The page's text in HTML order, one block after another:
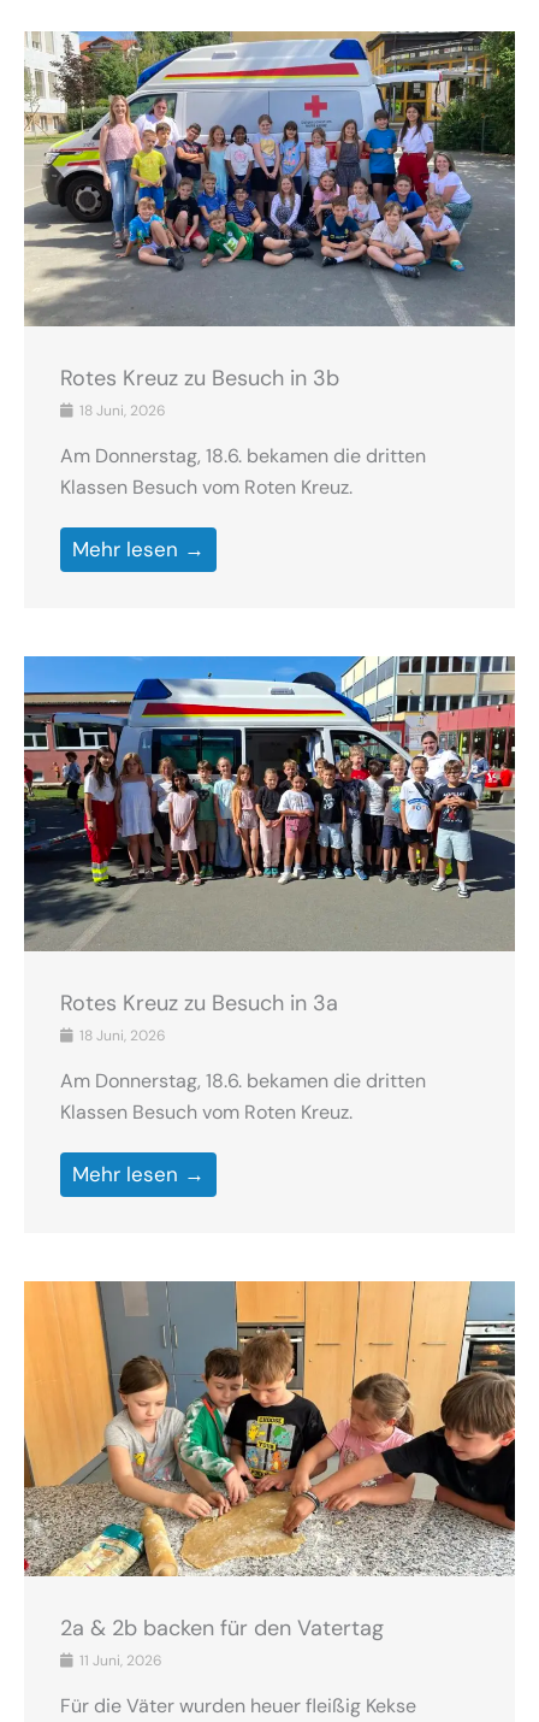
Rotes Kreuz zu Besuch in 3b
18 Juni, 2026
Am Donnerstag, 18.6. bekamen die dritten
Klassen Besuch vom Roten Kreuz.
Mehr lesen →
Rotes Kreuz zu Besuch in 3a
18 Juni, 2026
Am Donnerstag, 18.6. bekamen die dritten
Klassen Besuch vom Roten Kreuz.
Mehr lesen →
2a & 2b backen für den Vatertag
11 Juni, 2026
Für die Väter wurden heuer fleißig Kekse